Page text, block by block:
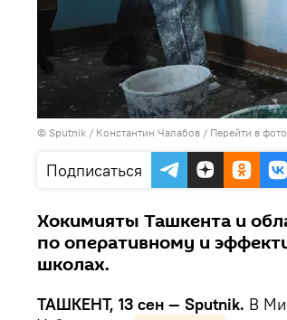
© Sputnik / Константин Чалабов / Перейти в
Подписаться
Хокимияты Ташкента и
по оперативному и
школах.
ТАШКЕНТ, 13 сен — Sputnik. В